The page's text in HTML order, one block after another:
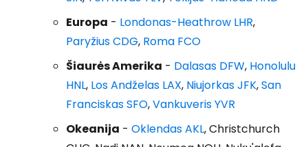
Europa - Londonas-Heathrow LHR,
Paryžius CDG, Roma FCO
Šiaurės Amerika - Dalasas DFW, Honolulu
HNL, Los Andželas LAX, Niujorkas JFK,San
Franciskas SFO,Vankuveris YVR
Okeanija - Oklendas AKL, Christchurch